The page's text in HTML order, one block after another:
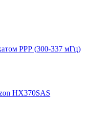
РРР (300-337 мГц)
HX370SAS